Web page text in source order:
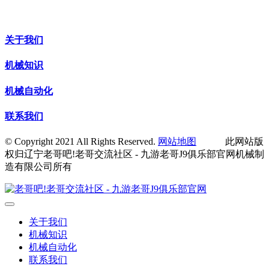
关于我们
机械知识
机械自动化
联系我们
© Copyright 2021 All Rights Reserved. 网站地图
此网站版
权归辽宁老哥吧!老哥交流社区 - 九游老哥J9俱乐部官网机械制
造有限公司所有
关于我们
机械知识
机械自动化
联系我们